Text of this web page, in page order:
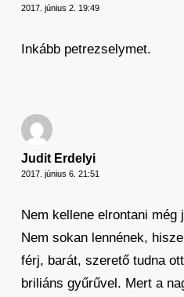
2017. június 2. 19:49
Inkább petrezselymet.
Judit Erdelyi
2017. június 6. 21:51
Nem kellene elrontani még
Nem sokan lennének,
férj, barát, szerető tudna
briliáns gyűrűvel. Mert a